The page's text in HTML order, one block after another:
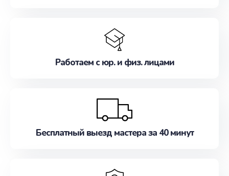
Работаем с юр. и физ. лицами
Бесплатный выезд мастера за 40 минут